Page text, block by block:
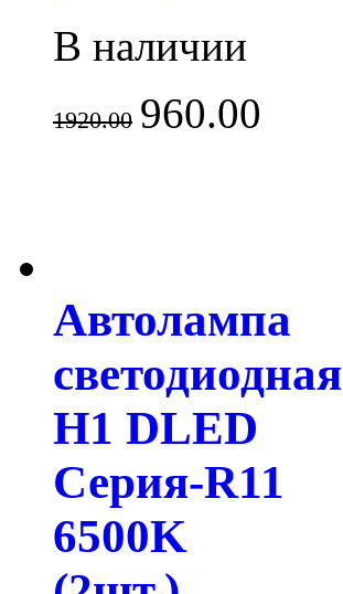
В наличии
1920.00 960.00
Автолампа
светодиодная
H1 DLED
Серия-R11
6500K